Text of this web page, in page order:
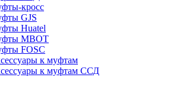
кросс
GJS
Huatel
МВОТ
FOSC
к муфтам
к муфтам ССД